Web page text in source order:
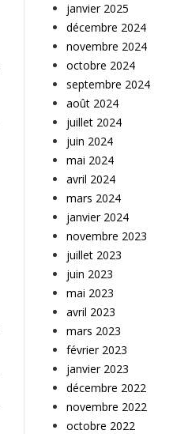
janvier 2025
décembre 2024
novembre 2024
octobre 2024
septembre 2024
août 2024
juillet 2024
juin 2024
mai 2024
avril 2024
mars 2024
janvier 2024
novembre 2023
juillet 2023
juin 2023
mai 2023
avril 2023
mars 2023
février 2023
janvier 2023
décembre 2022
novembre 2022
octobre 2022